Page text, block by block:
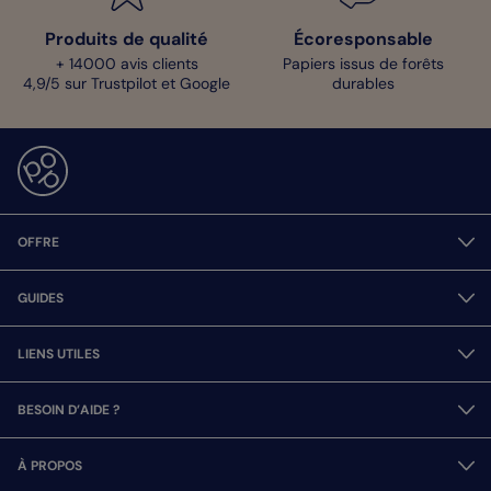
Produits de qualité
+ 14000 avis clients
4,9/5 sur Trustpilot et Google
Écoresponsable
Papiers issus de forêts
durables
OFFRE
GUIDES
LIENS UTILES
BESOIN D’AIDE ?
À PROPOS